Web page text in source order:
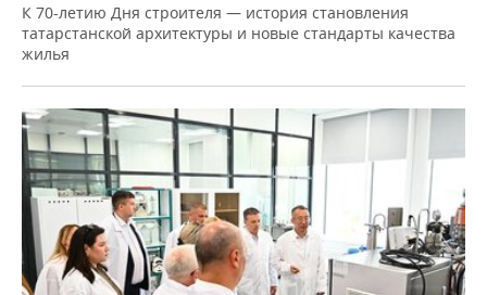
К 70-летию Дня строителя — история становления
татарстанской архитектуры и новые стандарты качества
жилья